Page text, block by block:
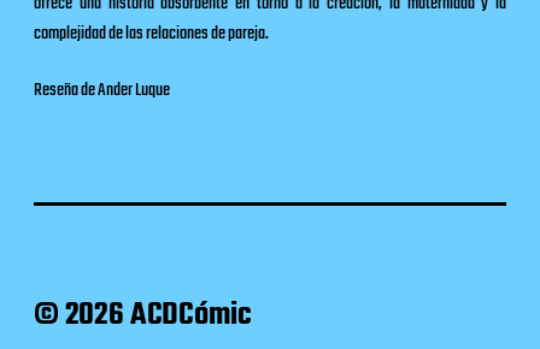
complejidad de las relaciones de pareja.
Reseña de Ander Luque
© 2026 ACDCómic